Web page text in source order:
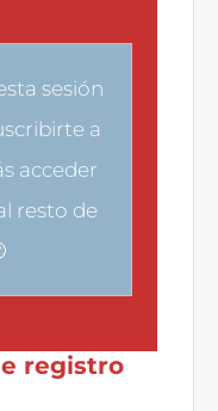
sesión
a
acceder
resto de
registro